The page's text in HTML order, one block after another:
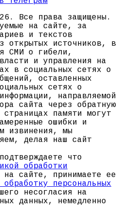
Все права защищены.
на сайте, за
и текстов
открытых источников, в
СМИ о гибели,
и управления на
в социальных сетях о
оставленных
сетях о
направляемой
сайта через обратную
памяти могут
ошибки и
извинения, мы
делая наш сайт
что
обработки
на сайте, принимаете ее
персональных
несогласия на
данных, немедленно